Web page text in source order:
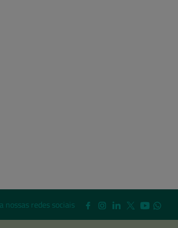
nossas redes sociais